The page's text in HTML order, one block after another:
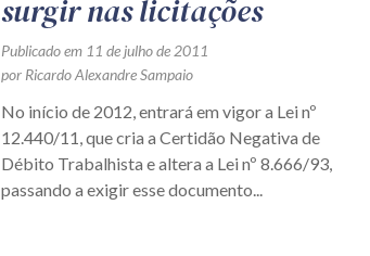
surgir nas licitações
Publicado em 11 de julho de 2011
por Ricardo Alexandre Sampaio
No início de 2012, entrará em vigor a Lei nº
12.440/11, que cria a Certidão Negativa de
Débito Trabalhista e altera a Lei nº 8.666/93,
passando a exigir esse documento...